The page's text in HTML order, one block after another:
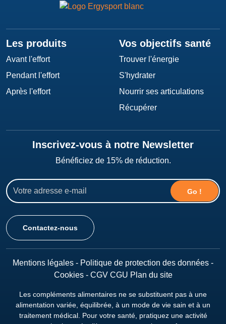
Les produits
Avant l'effort
Pendant l'effort
Après l'effort
Vos objectifs santé
Trouver l'énergie
S'hydrater
Nourrir ses articulations
Récupérer
Inscrivez-vous à notre Newsletter
Bénéficiez de 15% de réduction.
Go !
Contactez-nous
Mentions légales - Politique de protection des données -
Cookies - CGV CGU Plan du site
Les compléments alimentaires ne se substituent pas à une
alimentation variée, équilibrée, à un mode de vie sain et à un
traitement médical. Pour votre santé, pratiquez une activité